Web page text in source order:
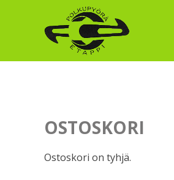
OSTOSKORI
Ostoskori on tyhjä.